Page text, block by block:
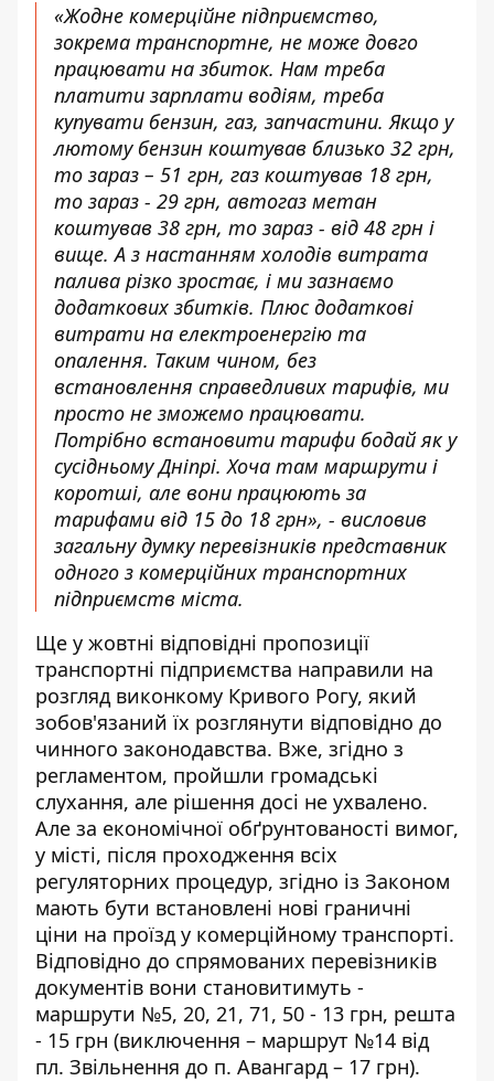
«Жодне комерційне підприємство,
зокрема транспортне, не може довго
працювати на збиток. Нам треба
платити зарплати водіям, треба
купувати бензин, газ, запчастини. Якщо у
лютому бензин коштував близько 32 грн,
то зараз – 51 грн, газ коштував 18 грн,
то зараз - 29 грн, автогаз метан
коштував 38 грн, то зараз - від 48 грн і
вище. А з настанням холодів витрата
палива різко зростає, і ми зазнаємо
додаткових збитків. Плюс додаткові
витрати на електроенергію та
опалення. Таким чином, без
встановлення справедливих тарифів, ми
просто не зможемо працювати.
Потрібно встановити тарифи бодай як у
сусідньому Дніпрі. Хоча там маршрути і
коротші, але вони працюють за
тарифами від 15 до 18 грн», - висловив
загальну думку перевізників представник
одного з комерційних транспортних
підприємств міста.
Ще у жовтні відповідні пропозиції
транспортні підприємства направили на
розгляд виконкому Кривого Рогу, який
зобов'язаний їх розглянути відповідно до
чинного законодавства. Вже, згідно з
регламентом, пройшли громадські
слухання, але рішення досі не ухвалено.
Але за економічної обґрунтованості вимог,
у місті, після проходження всіх
регуляторних процедур, згідно із Законом
мають бути встановлені нові граничні
ціни на проїзд у комерційному транспорті.
Відповідно до спрямованих перевізників
документів вони становитимуть -
маршрути №5, 20, 21, 71, 50 - 13 грн, решта
- 15 грн (виключення – маршрут №14 від
пл. Звільнення до п. Авангард – 17 грн).